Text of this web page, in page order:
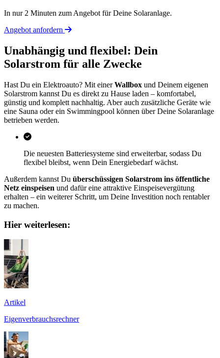
In nur 2 Minuten zum Angebot für Deine Solaranlage.
Angebot anfordern
Unabhängig und flexibel: Dein
Solarstrom für alle Zwecke
Hast Du ein Elektroauto? Mit einerWallbox und Deinem eigenen
Solarstrom kannst Du es direkt zu Hause laden – komfortabel,
günstig und komplett nachhaltig. Aber auch zusätzliche Geräte wie
eine Sauna oder ein Swimmingpool können über Deine Solaranlage
betrieben werden.
Die neuesten Batteriesysteme sind erweiterbar, sodass Du
flexibel bleibst, wenn Dein Energiebedarf wächst.
Außerdem kannst Du überschüssigen Solarstrom ins öffentliche
Netz einspeisen und dafür eine attraktive Einspeisevergütung
erhalten – ein weiterer Schritt, um Deine Investition noch rentabler
zu machen.
Hier weiterlesen:
Artikel
Eigenverbrauchsrechner